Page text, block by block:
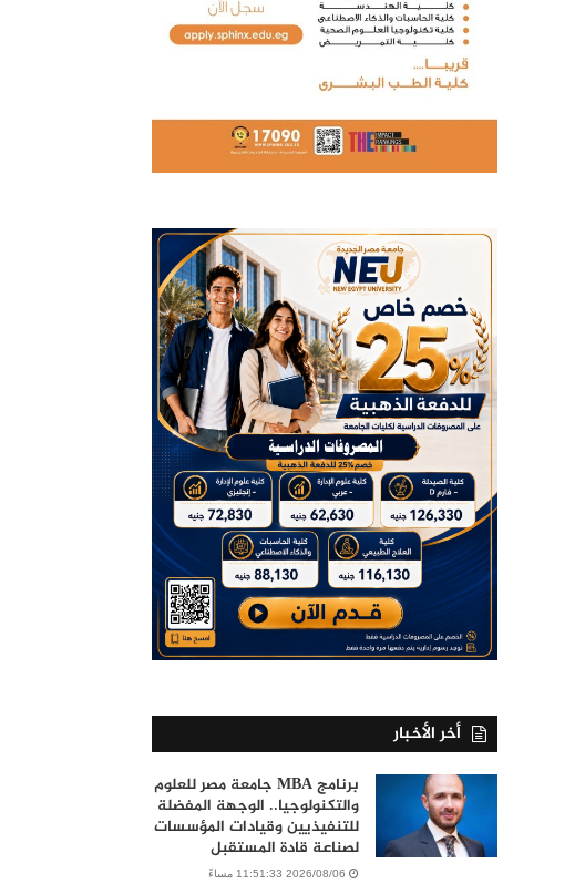
أخر الأخبار
برنامج MBA جامعة مصر للعلوم
والتكنولوجيا.. الوجهة المفضلة
للتنفيذيين وقيادات المؤسسات
لصناعة قادة المستقبل
2026/08/06 11:51:33 مساءً